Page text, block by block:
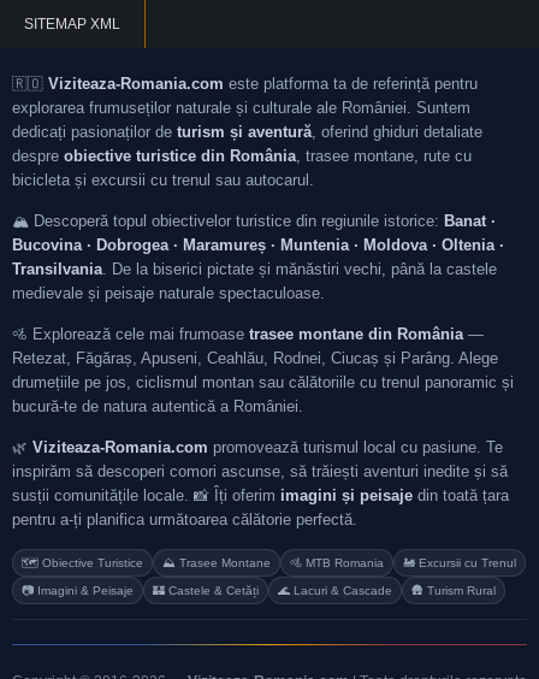
SITEMAP XML
🇷🇴 Viziteaza-Romania.com este platforma ta de referință pentru
explorarea frumuseților naturale și culturale ale României. Suntem
dedicați pasionaților de turism și aventură, oferind ghiduri detaliate
despre obiective turistice din România, trasee montane, rute cu
bicicleta și excursii cu trenul sau autocarul.
🏔️ Descoperă topul obiectivelor turistice din regiunile istorice: Banat ·
Bucovina · Dobrogea · Maramureș · Muntenia · Moldova · Oltenia ·
Transilvania. De la biserici pictate și mănăstiri vechi, până la castele
medievale și peisaje naturale spectaculoase.
🚵 Explorează cele mai frumoase trasee montane din România—
Retezat, Făgăraș, Apuseni, Ceahlău, Rodnei, Ciucaș și Parâng. Alege
drumețiile pe jos, ciclismul montan sau călătoriile cu trenul panoramic și
bucură-te de natura autentică a României.
🌿 Viziteaza-Romania.com promovează turismul local cu pasiune. Te
inspirăm să descoperi comori ascunse, să trăiești aventuri inedite și să
susții comunitățile locale. 📸 Îți oferim imagini și peisaje din toată țara
pentru a-ți planifica următoarea călătorie perfectă.
🗺️ Obiective Turistice ⛰️ Trasee Montane 🚵 MTB Romania 🚂 Excursii cu Trenul
📷 Imagini & Peisaje 🏰 Castele & Cetăți 🌊 Lacuri & Cascade 🛖 Turism Rural